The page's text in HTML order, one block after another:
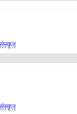
संस्कृत
संस्कृत